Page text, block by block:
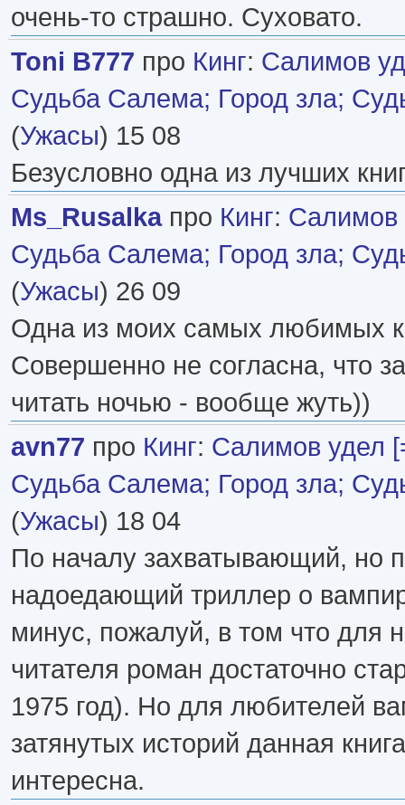
очень-то страшно. Суховато.
Toni B777 про Кинг: Салимов
Судьба Салема; Город зла;
(Ужасы) 15 08
Безусловно одна из лучших
Ms_Rusalkaпро Кинг: Салимов
Судьба Салема; Город зла;
(Ужасы) 26 09
Одна из моих самых любимых
Совершенно не согласна, что
читать ночью - вообще жуть))
avn77 про Кинг: Салимов удел
Судьба Салема; Город зла;
(Ужасы) 18 04
По началу захватывающий, но
надоедающий триллер о
минус, пожалуй, в том что для
читателя роман достаточно
1975 год). Но для любителей
затянутых историй данная
интересна.